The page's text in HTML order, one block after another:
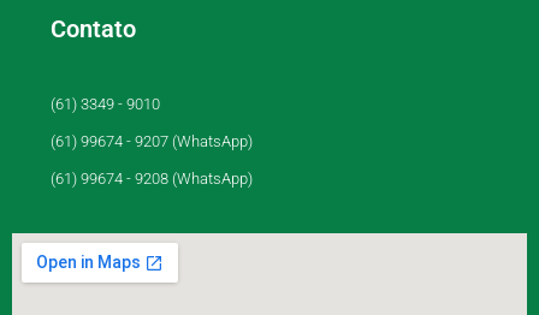
Contato
(61) 3349 - 9010
(61) 99674 - 9207 (WhatsApp)
(61) 99674 - 9208 (WhatsApp)